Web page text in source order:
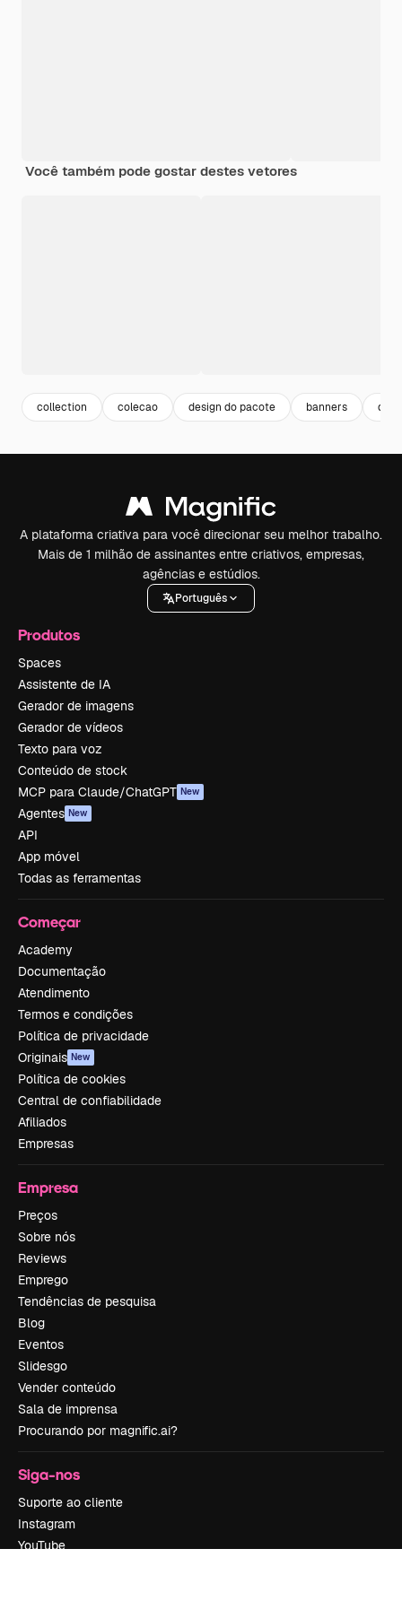
Você também pode gostar destes vetores
collection colecao design do pacote banners
A plataforma criativa para você direcionar seu melhor trabalho.
Mais de 1 milhão de assinantes entre criativos, empresas,
agências e estúdios.
Português
Produtos
Spaces
Assistente de IA
Gerador de imagens
Gerador de vídeos
Texto para voz
Conteúdo de stock
MCP para Claude/ChatGPT New
Agentes New
API
App móvel
Todas as ferramentas
Começar
Academy
Documentação
Atendimento
Termos e condições
Política de privacidade
Originais New
Política de cookies
Central de confiabilidade
Afiliados
Empresas
Empresa
Preços
Sobre nós
Reviews
Emprego
Tendências de pesquisa
Blog
Eventos
Slidesgo
Vender conteúdo
Sala de imprensa
Procurando por magnific.ai?
Siga-nos
Suporte ao cliente
Instagram
YouTube